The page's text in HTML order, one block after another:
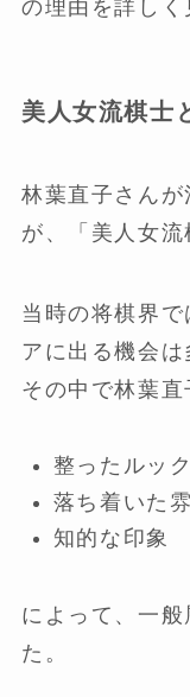
の理由を詳しく
美人女流棋士
林葉直子さん
が、「美人女流
当時の将棋界
アに出る機会は
その中で林葉直
整ったルッ
落ち着いた
知的な印象
によって、一
た。